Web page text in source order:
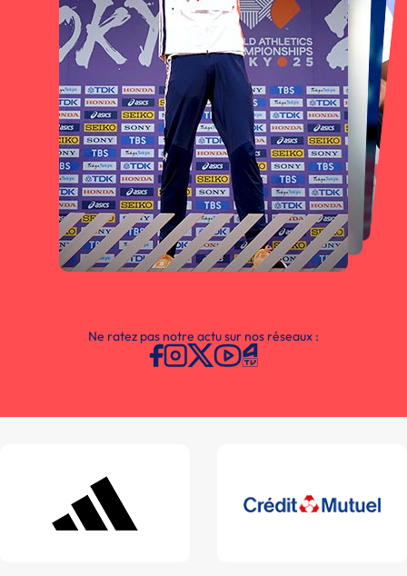
Ne ratez pas notre actu sur nos réseaux :